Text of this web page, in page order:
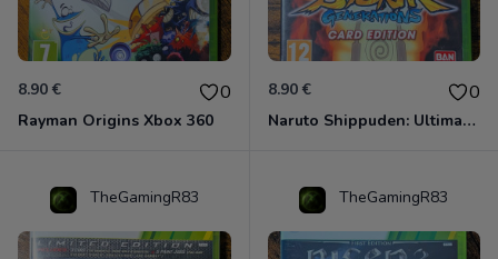
8.90 € 0
Rayman Origins Xbox 360
8.90 € 0
Naruto Shippuden: Ultimate Ninja Storm Generations - Card Edition Xbox 360
TheGamingR83 TheGamingR83